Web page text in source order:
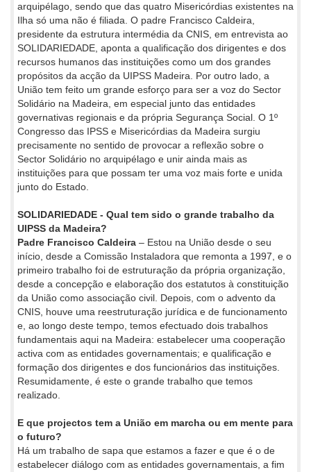
arquipélago, sendo que das quatro Misericórdias existentes na
Ilha só uma não é filiada. O padre Francisco Caldeira,
presidente da estrutura intermédia da CNIS, em entrevista ao
SOLIDARIEDADE, aponta a qualificação dos dirigentes e dos
recursos humanos das instituições como um dos grandes
propósitos da acção da UIPSS Madeira. Por outro lado, a
União tem feito um grande esforço para ser a voz do Sector
Solidário na Madeira, em especial junto das entidades
governativas regionais e da própria Segurança Social. O 1º
Congresso das IPSS e Misericórdias da Madeira surgiu
precisamente no sentido de provocar a reflexão sobre o
Sector Solidário no arquipélago e unir ainda mais as
instituições para que possam ter uma voz mais forte e unida
junto do Estado.
SOLIDARIEDADE - Qual tem sido o grande trabalho da
UIPSS da Madeira?
Padre Francisco Caldeira – Estou na União desde o seu
início, desde a Comissão Instaladora que remonta a 1997, e o
primeiro trabalho foi de estruturação da própria organização,
desde a concepção e elaboração dos estatutos à constituição
da União como associação civil. Depois, com o advento da
CNIS, houve uma reestruturação jurídica e de funcionamento
e, ao longo deste tempo, temos efectuado dois trabalhos
fundamentais aqui na Madeira: estabelecer uma cooperação
activa com as entidades governamentais; e qualificação e
formação dos dirigentes e dos funcionários das instituições.
Resumidamente, é este o grande trabalho que temos
realizado.
E que projectos tem a União em marcha ou em mente para
o futuro?
Há um trabalho de sapa que estamos a fazer e que é o de
estabelecer diálogo com as entidades governamentais, a fim